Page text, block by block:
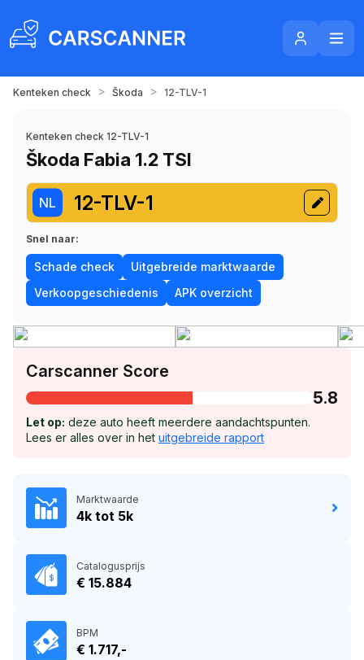
Kenteken check > Škoda > 12-TLV-1
Kenteken check 12-TLV-1
Škoda Fabia 1.2 TSI
NL 12-TLV-1
Snel naar:
Schade check
Uitgebreide marktwaarde
Verkoopgeschiedenis
APK overzicht
Carscanner Score
5.8
Let op: deze auto heeft meerdere aandachtspunten.
Lees er alles over in het uitgebreide rapport
Marktwaarde
4k tot 5k
Catalogusprijs
€ 15.884
BPM
€ 1.717,-